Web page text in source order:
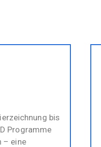
bis
Programme
– eine